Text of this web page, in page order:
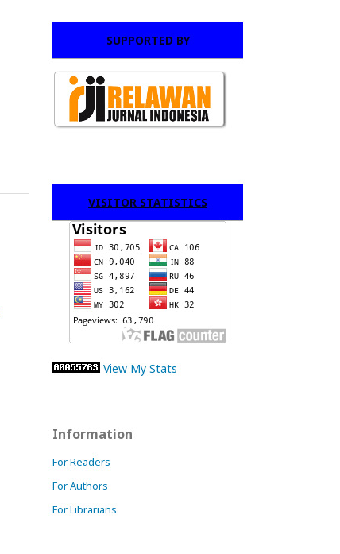
SUPPORTED BY
VISITOR STATISTICS
View My Stats
Information
For Readers
For Authors
For Librarians